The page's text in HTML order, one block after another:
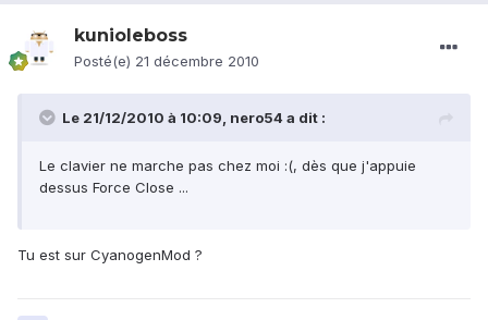
kunioleboss
Posté(e) 21 décembre 2010
Le 21/12/2010 à 10:09, nero54 a dit :
Le clavier ne marche pas chez moi :(, dès que j'appuie
dessus Force Close ...
Tu est sur CyanogenMod ?